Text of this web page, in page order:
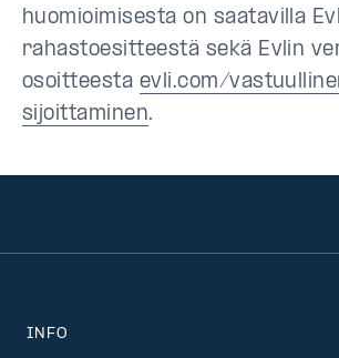
huomioimisesta on saatavilla
rahastoesitteestä sekä Evlin
osoitteesta evli.com/
sijoittaminen.
INFO